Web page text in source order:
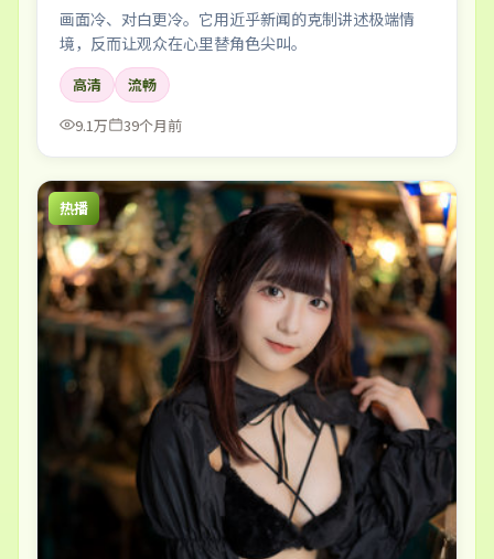
画面冷、对白更冷。它用近乎新闻的克制讲述极端情
境，反而让观众在心里替角色尖叫。
高清
流畅
9.1万
39个月前
热播